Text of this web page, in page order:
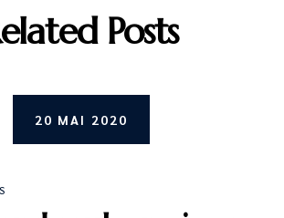
Posts
20 MAI 2020